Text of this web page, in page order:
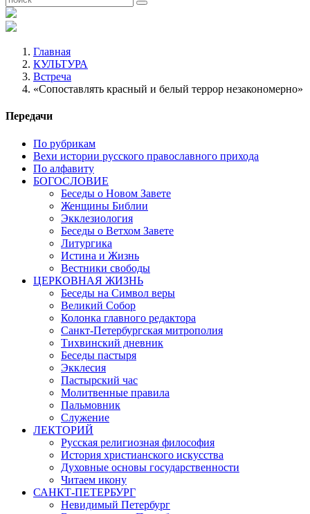
Главная
КУЛЬТУРА
Встреча
«Сопоставлять красный и белый террор незакономерно»
Передачи
По рубрикам
Вехи истории русского православного прихода
По алфавиту
БОГОСЛОВИЕ
Беседы о Новом Завете
Женщины Библии
Экклезиология
Беседы о Ветхом Завете
Литургика
Истина и Жизнь
Вестники свободы
ЦЕРКОВНАЯ ЖИЗНЬ
Беседы на Символ веры
Великий Собор
Колонка главного редактора
Санкт-Петербургская митрополия
Тихвинский дневник
Беседы пастыря
Экклесия
Пастырский час
Молитвенные правила
Пальмовник
Служение
ЛЕКТОРИЙ
Русская религиозная философия
История христианского искусства
Духовные основы государственности
Читаем икону
САНКТ-ПЕТЕРБУРГ
Невидимый Петербург